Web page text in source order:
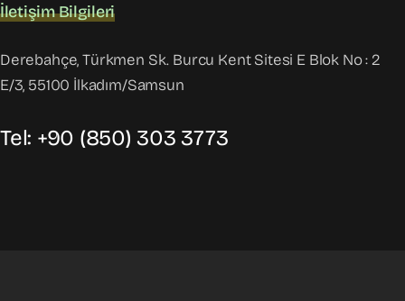
İletişim Bilgileri
Derebahçe, Türkmen Sk. Burcu Kent Sitesi E Blok No : 2
E/3, 55100 İlkadım/Samsun
Tel: +90 (850) 303 3773